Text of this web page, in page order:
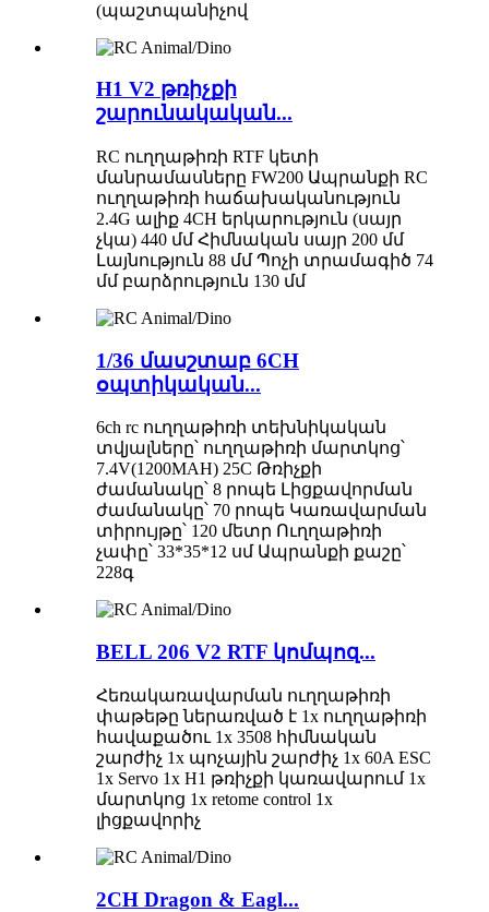
(պաշտպանիչով
H1 V2 թռիչքի
շարունակական...
RC ուղղաթիռի RTF կետի
մանրամասները FW200 Ապրանքի RC
ուղղաթիռի հաճախականություն
2.4G ալիք 4CH երկարություն (սայր
չկա) 440 մմ Հիմնական սայր 200 մմ
Լայնություն 88 մմ Պոչի տրամագիծ 74
մմ բարձրություն 130 մմ
1/36 մասշտաբ 6CH
օպտիկական...
6ch rc ուղղաթիռի տեխնիկական
տվյալները՝ ուղղաթիռի մարտկոց՝
7.4V(1200MAH) 25C Թռիչքի
ժամանակը՝ 8 րոպե Լիցքավորման
ժամանակը՝ 70 րոպե Կառավարման
տիրույթը՝ 120 մետր Ուղղաթիռի
չափը՝ 33*35*12 սմ Ապրանքի քաշը՝
228գ
BELL 206 V2 RTF կոմպոզ...
Հեռակառավարման ուղղաթիռի
փաթեթը ներառված է 1x ուղղաթիռի
հավաքածու 1x 3508 հիմնական
շարժիչ 1x պոչային շարժիչ 1x 60A ESC
1x Servo 1x H1 թռիչքի կառավարում 1x
մարտկոց 1x retome control 1x
լիցքավորիչ
2CH Dragon & Eagl...